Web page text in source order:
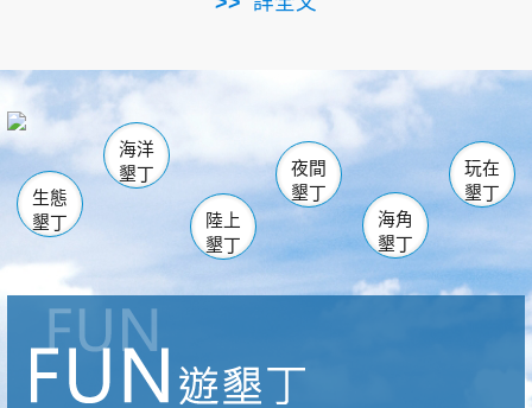
南仁湖
海生館
恆春 佳樂水
龍鑾潭自然中心 森林遊樂區
瓊麻館
關山 墾管處遊客中心
社頂公園 風吹沙
船帆石
白砂 龍磐公園
香蕉灣
砂島
鵝鑾鼻
生態
墾丁
海洋
墾丁
陸上
墾丁
夜間
墾丁
海角
墾丁
玩在
墾丁